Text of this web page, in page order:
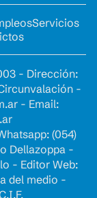
Servicios
- Dirección:
-
- Email:
(054)
Dellazoppa -
- Editor Web:
del medio -